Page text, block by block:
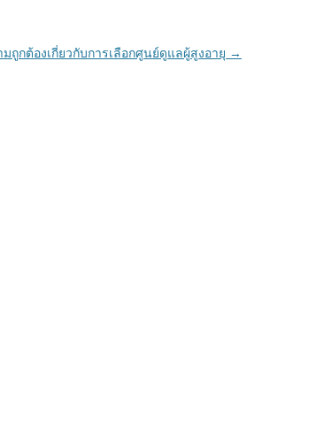
มถูกต้องเกี่ยวกับการเลือกศูนย์ดูแลผู้สูงอายุ →